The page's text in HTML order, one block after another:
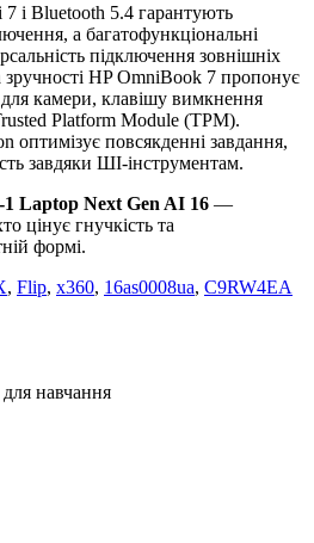
і Bluetooth 5.4 гарантують
а багатофункціональні
підключення зовнішніх
зручності HP OmniBook 7 пропонує
камери, клавішу вимкнення
Platform Module (TPM).
оптимізує повсякденні завдання,
завдяки ШІ-інструментам.
Laptop Next Gen AI 16 —
цінує гнучкість та
формі.
, Flip, x360, 16as0008ua, C9RW4EA
навчання